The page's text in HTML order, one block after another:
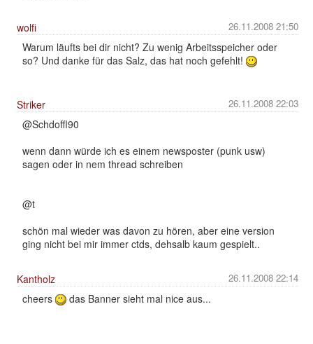
26.11.2008 21:50
wolfi
Warum läufts bei dir nicht? Zu wenig Arbeitsspeicher oder
so? Und danke für das Salz, das hat noch gefehlt!
26.11.2008 22:03
Striker
@Schdoffl90
wenn dann würde ich es einem newsposter (punk usw)
sagen oder in nem thread schreiben
@t
schön mal wieder was davon zu hören, aber eine version
ging nicht bei mir immer ctds, dehsalb kaum gespielt..
26.11.2008 22:14
Kantholz
cheers
das Banner sieht mal nice aus...